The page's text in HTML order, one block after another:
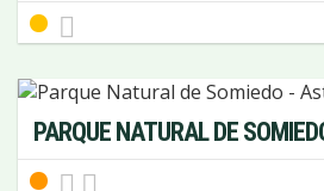
PARQUE NATURAL DE